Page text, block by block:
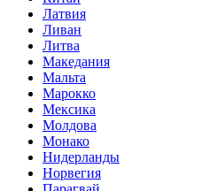
Латвия
Ливан
Литва
Македания
Мальта
Марокко
Мексика
Молдова
Монако
Нидерланды
Норвегия